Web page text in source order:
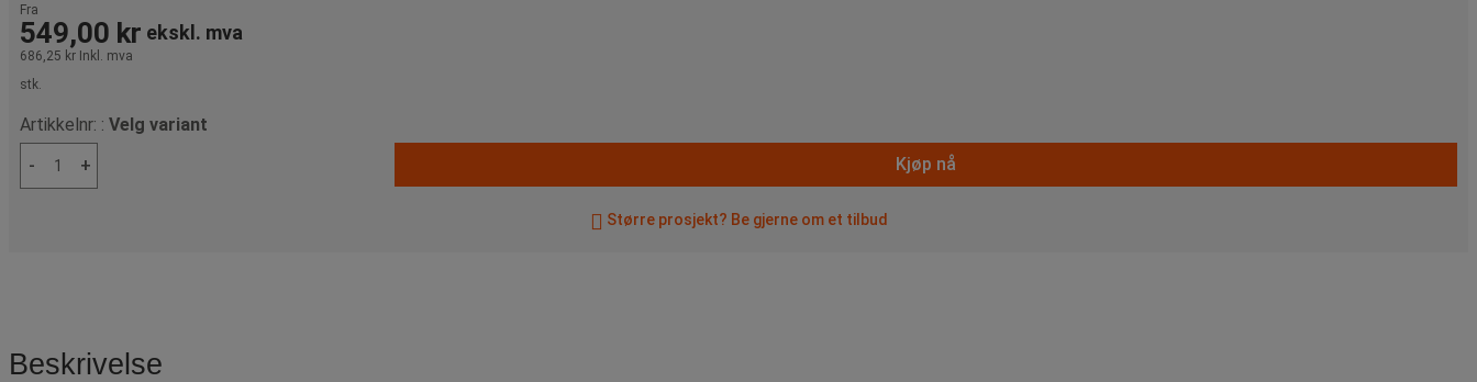
Fra
549,00 kr ekskl. mva
686,25 kr Inkl. mva
stk.
Artikkelnr: : Velg variant
-
+ Kjøp nå
Større prosjekt? Be gjerne om et tilbud
Beskrivelse